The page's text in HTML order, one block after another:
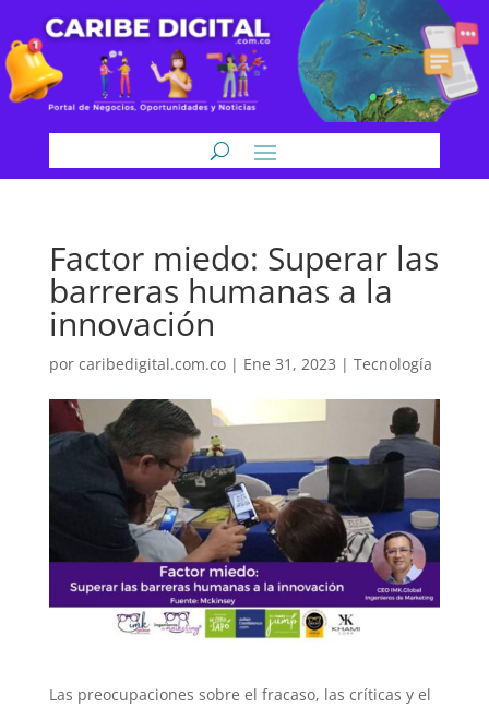
Factor miedo: Superar las
barreras humanas a la
innovación
por caribedigital.com.co| Ene 31, 2023 | Tecnología
Las preocupaciones sobre el fracaso, las críticas y el